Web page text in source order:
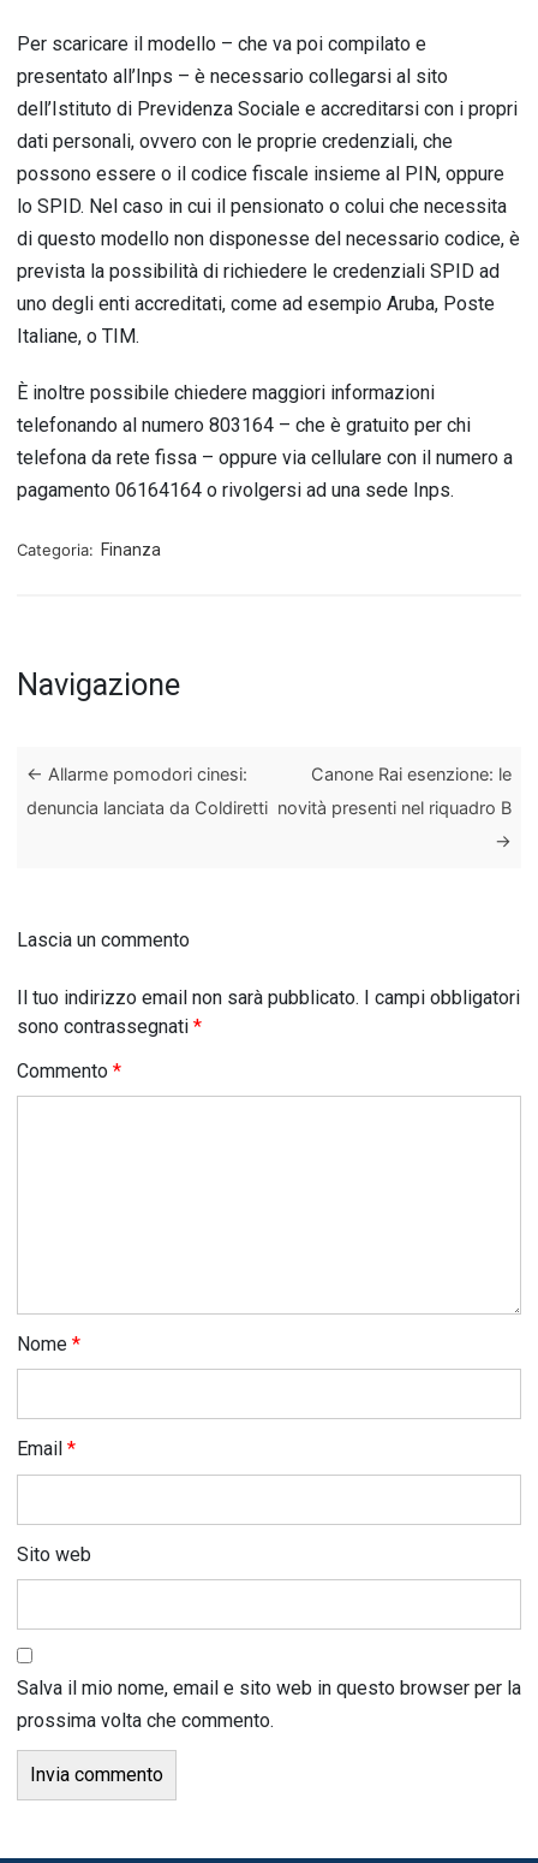
Per scaricare il modello – che va poi compilato e
presentato all’Inps – è necessario collegarsi al sito
dell’Istituto di Previdenza Sociale e accreditarsi con i propri
dati personali, ovvero con le proprie credenziali, che
possono essere o il codice fiscale insieme al PIN, oppure
lo SPID. Nel caso in cui il pensionato o colui che necessita
di questo modello non disponesse del necessario codice, è
prevista la possibilità di richiedere le credenziali SPID ad
uno degli enti accreditati, come ad esempio Aruba, Poste
Italiane, o TIM.
È inoltre possibile chiedere maggiori informazioni
telefonando al numero 803164 – che è gratuito per chi
telefona da rete fissa – oppure via cellulare con il numero a
pagamento 06164164 o rivolgersi ad una sede Inps.
Categoria: Finanza
Navigazione
← Allarme pomodori cinesi:
denuncia lanciata da Coldiretti
Canone Rai esenzione: le
novità presenti nel riquadro B
→
Lascia un commento
Il tuo indirizzo email non sarà pubblicato. I campi obbligatori
sono contrassegnati *
Commento *
Nome *
Email *
Sito web
Salva il mio nome, email e sito web in questo browser per la
prossima volta che commento.